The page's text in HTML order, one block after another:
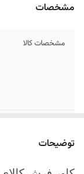
مشخصات
مشخصات کالا
ارسال کالا
توضیحات